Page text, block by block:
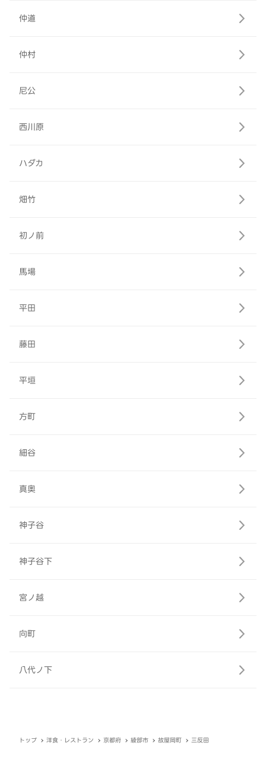
仲道
仲村
尼公
西川原
ハダカ
畑竹
初ノ前
馬場
平田
藤田
平垣
方町
細谷
真奥
神子谷
神子谷下
宮ノ越
向町
八代ノ下
トップ 洋食・レストラン 京都府 綾部市 故屋岡町 三反田